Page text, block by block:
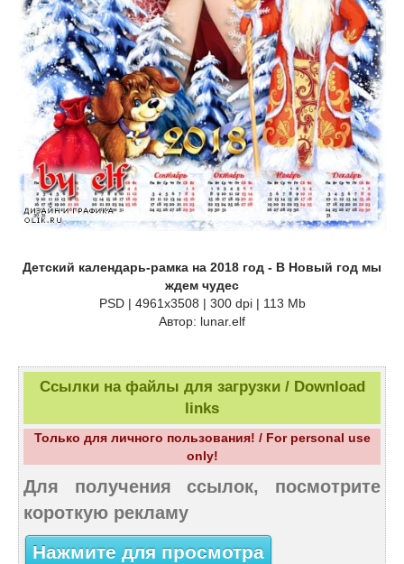
Детский календарь-рамка на 2018 год - В Новый год мы
ждем чудес
PSD | 4961х3508 | 300 dpi | 113 Mb
Автор: lunar.elf
Ссылки на файлы для загрузки / Download
links
Только для личного пользования! / For personal use
only!
Для получения ссылок, посмотрите
короткую рекламу
Нажмите для просмотра